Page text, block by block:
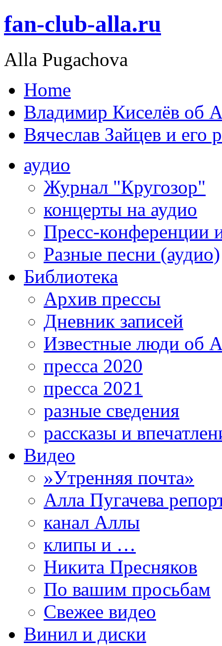
fan-club-alla.ru
Alla Pugachova
Home
Владимир Киселёв об
Вячеслав Зайцев и его
аудио
Журнал "Кругозор"
концерты на аудио
Пресс-конференции
Разные песни (аудио)
Библиотека
Архив прессы
Дневник записей
Известные люди об
пресса 2020
пресса 2021
разные сведения
рассказы и
Видео
»Утренняя почта»
Алла Пугачева
канал Аллы
клипы и …
Никита Пресняков
По вашим просьбам
Свежее видео
Винил и диски